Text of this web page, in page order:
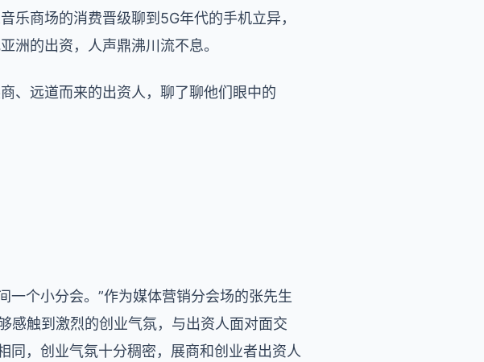
乐商场的消费晋级聊到5G年代的手机立异，
洲的出资，人声鼎沸川流不息。
、远道而来的出资人，聊了聊他们眼中的
一个小分会。”作为媒体营销分会场的张先生
感触到激烈的创业气氛，与出资人面对面交
同，创业气氛十分稠密，展商和创业者出资人